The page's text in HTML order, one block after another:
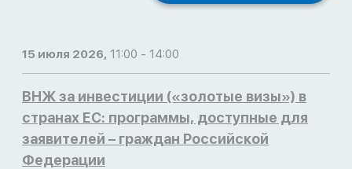
15 июля 2026, 11:00 - 14:00
ВНЖ за инвестиции («золотые визы») в
странах ЕС: программы, доступные для
заявителей – граждан Российской
Федерации